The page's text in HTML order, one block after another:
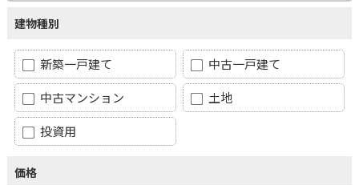
建物種別
新築一戸建て
中古一戸建て
中古マンション
土地
投資用
価格